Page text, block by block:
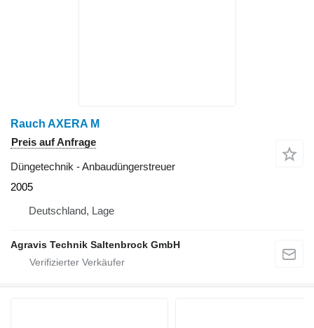
Rauch AXERA M
Preis auf Anfrage
Düngetechnik - Anbaudüngerstreuer
2005
Deutschland, Lage
Agravis Technik Saltenbrock GmbH